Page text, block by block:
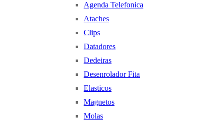
Agenda Telefonica
Ataches
Clips
Datadores
Dedeiras
Desenrolador Fita
Elasticos
Magnetos
Molas